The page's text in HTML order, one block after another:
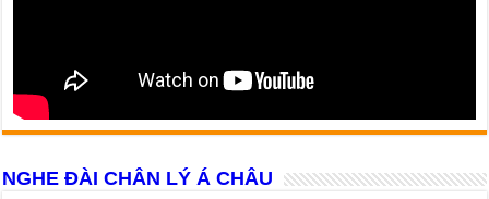
NGHE ĐÀI CHÂN LÝ Á CHÂU